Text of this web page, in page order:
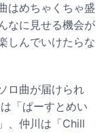
はめちゃくちゃ盛
なに見せる機会が
しんでいけたらな
ロ曲が届けられ
「ぱーすとめい
、仲川は「Chill